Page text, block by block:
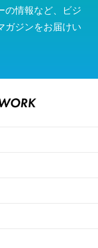
の情報など、ビジ
ガジンをお届けい